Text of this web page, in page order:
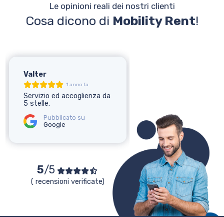
Le opinioni reali dei nostri clienti
Cosa dicono di Mobility Rent!
Valter
1 anno fa
Servizio ed accoglienza da
5 stelle.
Pubblicato su
Google
Google
5/5
( recensioni verificate)